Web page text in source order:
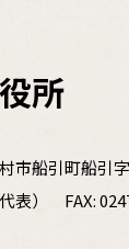
所
市船引町船引
代表） FAX: